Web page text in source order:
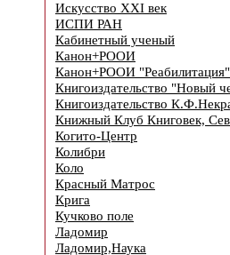
Искусство XXI век
ИСПИ РАН
Кабинетный ученый
Канон+РООИ
Канон+РООИ "Реабилитация"
Книгоиздательство "Новый
Книгоиздательство
Книжный Клуб Книговек,
Когито-Центр
Колибри
Коло
Красный Матрос
Крига
Кучково поле
Ладомир
Ладомир,Наука